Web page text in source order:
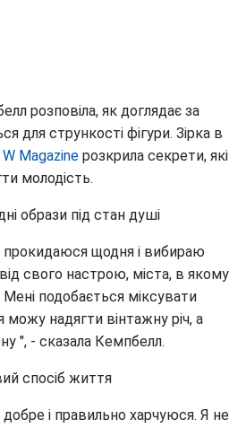
розповіла, як доглядає за
для стрункості фігури. Зірка в
W Magazine розкрила секрети, які
молодість.
образи під стан душі
прокидаюся щодня і вибираю
свого настрою, міста, в якому
подобається міксувати
я можу надягти вінтажну річ, а
", - сказала Кемпбелл.
спосіб життя
і правильно харчуюся. Я не